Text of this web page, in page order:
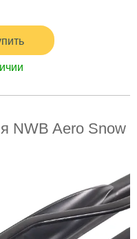
NWB Aero Snow